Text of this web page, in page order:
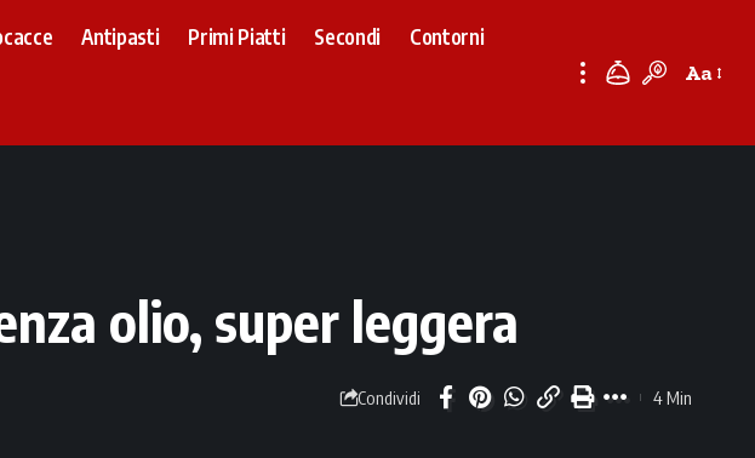
Antipasti Primi Piatti Secondi Contorni
Font
Aa
olio, super leggera
Condividi 4 Min